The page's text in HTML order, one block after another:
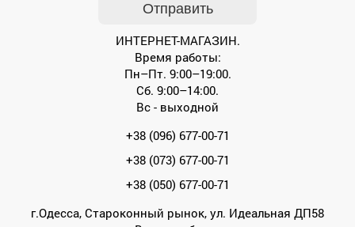
ИНТЕРНЕТ-МАГАЗИН.
Время работы:
Пн–Пт. 9:00–19:00.
Сб. 9:00–14:00.
Вс - выходной
+38 (096) 677-00-71
+38 (073) 677-00-71
+38 (050) 677-00-71
г.Одесса, Староконный рынок, ул. Идеальная ДП58